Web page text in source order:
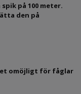
på 100 meter.
den på
omöjligt för fåglar